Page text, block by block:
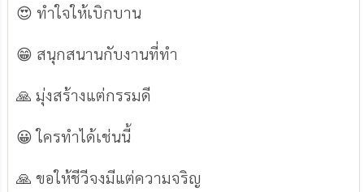
😍 ทำใจให้เบิกบาน
😁 สนุกสนานกับงานที่ทำ
🙏 มุ่งสร้างแต่กรรมดี
😀 ใครทำได้เช่นนี้
🙏 ขอให้ชีวีจงมีแต่ความจริญ